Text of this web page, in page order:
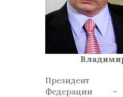
Президент
Федерации –